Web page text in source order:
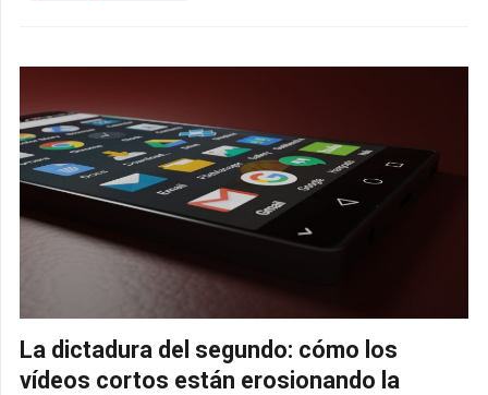
La dictadura del segundo: cómo los
vídeos cortos están erosionando la